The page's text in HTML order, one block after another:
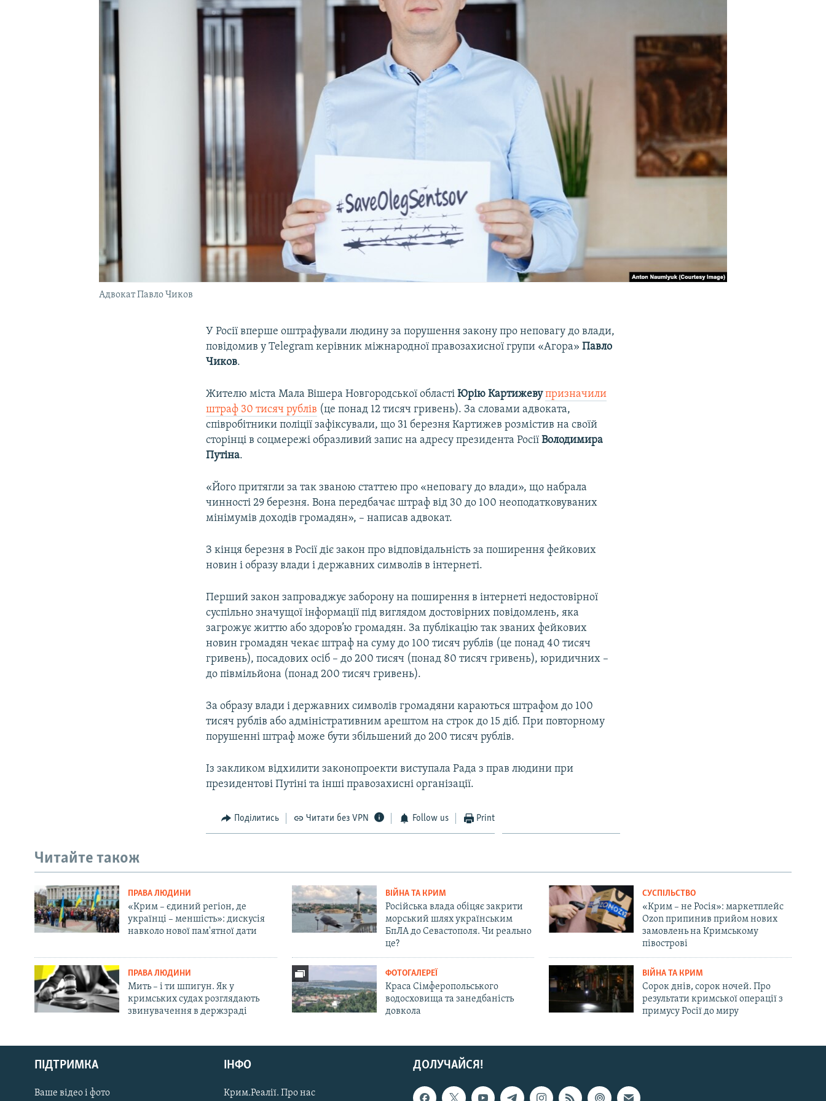
Русский
Qırımtatar
ДОЛУЧАЙСЯ!
Адвокат Павло Чиков
У Росії вперше оштрафували людину за порушення закону про неповагу до влади,
повідомив у Telegram керівник міжнародної правозахисної групи «Агора»Павло
Чиков.
Жителю міста Мала Вішера Новгородської областіЮрію Картижеву призначили
штраф 30 тисяч рублів (це понад 12 тисяч гривень). За словами адвоката,
співробітники поліції зафіксували, що 31 березня Картижев розмістив на своїй
сторінці в соцмережі образливий запис на адресу президента РосіїВолодимира
Путіна.
«Його притягли за так званою статтею про «неповагу до влади», що набрала
чинності 29 березня. Вона передбачає штраф від 30 до 100 неоподатковуваних
мінімумів доходів громадян», – написав адвокат.
З кінця березня в Росії діє закон про відповідальність за поширення фейкових
новин і образу влади і державних символів в інтернеті.
Перший закон запроваджує заборону на поширення в інтернеті недостовірної
суспільно значущої інформації під виглядом достовірних повідомлень, яка
загрожує життю або здоров’ю громадян. За публікацію так званих фейкових
новин громадян чекає штраф на суму до 100 тисяч рублів (це понад 40 тисяч
гривень), посадових осіб – до 200 тисяч (понад 80 тисяч гривень), юридичних –
до півмільйона (понад 200 тисяч гривень).
За образу влади і державних символів громадяни караються штрафом до 100
тисяч рублів або адміністративним арештом на строк до 15 діб. При повторному
порушенні штраф може бути збільшений до 200 тисяч рублів.
Із закликом відхилити законопроекти виступала Рада з прав людини при
президентові Путіні та інші правозахисні організації.
Поділитись Читати без VPN Follow us Print
Читайте також
ПРАВА ЛЮДИНИ
«Крим – єдиний регіон, де
українці – меншість»: дискусія
навколо нової пам'ятної дати
ВІЙНА ТА КРИМ
Російська влада обіцяє закрити
морський шлях українським
БпЛА до Севастополя. Чи реально
це?
СУСПІЛЬСТВО
«Крим – не Росія»: маркетплейс
Ozon припинив прийом нових
замовлень на Кримському
півострові
ПРАВА ЛЮДИНИ
Мить – і ти шпигун. Як у
кримських судах розглядають
звинувачення в держзраді
ФОТОГАЛЕРЕЇ
Краса Сімферопольського
водосховища та занедбаність
довкола
ВІЙНА ТА КРИМ
Сорок днів, сорок ночей. Про
результати кримської операції з
примусу Росії до миру
ДОЛУЧАЙСЯ!
ПІДТРИМКА
Ваше відео і фото
ІНФО
Крим.Реалії. Про нас